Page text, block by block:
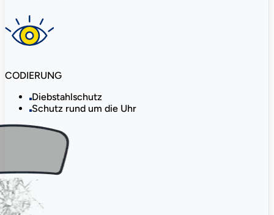
CODIERUNG
Diebstahlschutz
Schutz rund um die Uhr